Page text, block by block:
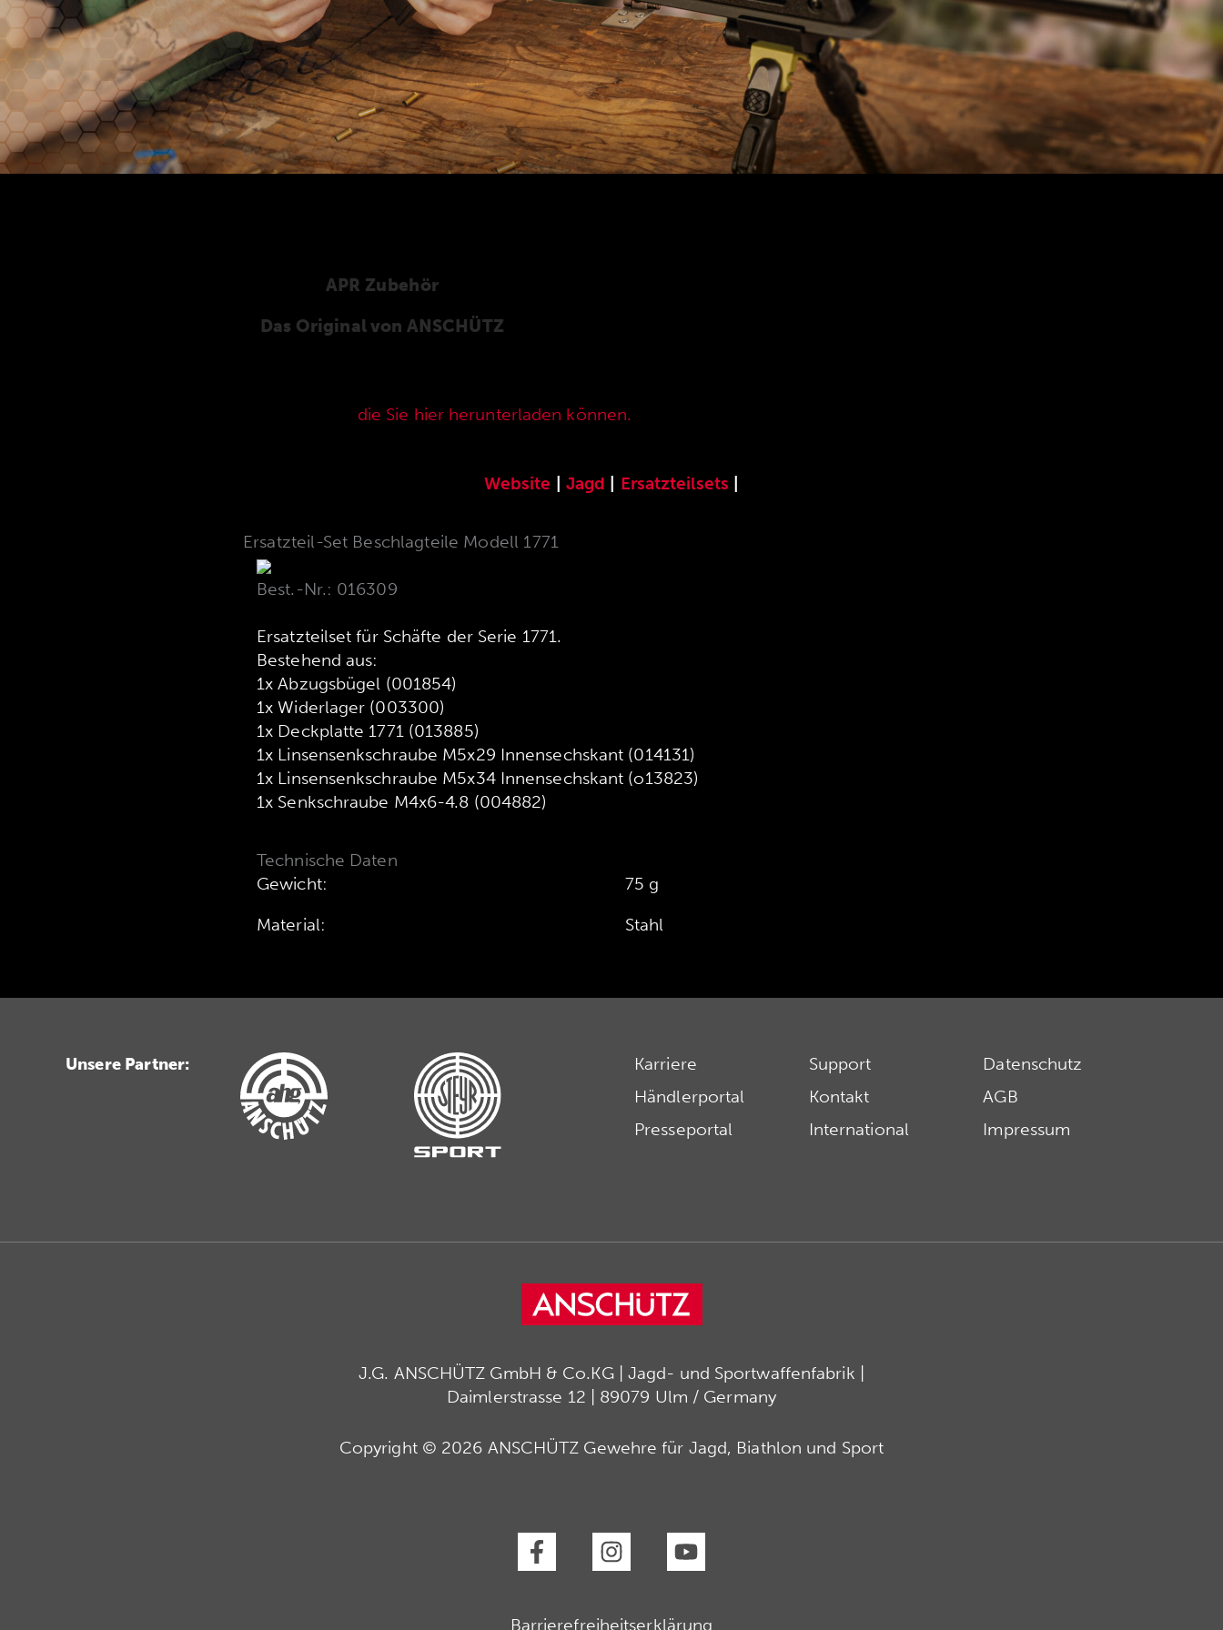
APR Zubehör
Das Original von ANSCHÜTZ
die Sie hier herunterladen können.
Website Jagd Ersatzteilsets
Ersatzteil-Set Beschlagteile Modell 1771
Best.-Nr.: 016309
Ersatzteilset für Schäfte der Serie 1771.
Bestehend aus:
1x Abzugsbügel (001854)
1x Widerlager (003300)
1x Deckplatte 1771 (013885)
1x Linsensenkschraube M5x29 Innensechskant (014131)
1x Linsensenkschraube M5x34 Innensechskant (o13823)
1x Senkschraube M4x6-4.8 (004882)
Technische Daten
Gewicht:
75 g
Material:
Stahl
Unsere Partner:
Karriere
Händlerportal
Presseportal
Support
Kontakt
International
Datenschutz
AGB
Impressum
J.G. ANSCHÜTZ GmbH & Co.KG | Jagd- und Sportwaffenfabrik |
Daimlerstrasse 12 | 89079 Ulm / Germany
Copyright © 2026 ANSCHÜTZ Gewehre für Jagd, Biathlon und Sport
Barrierefreiheitserklärung